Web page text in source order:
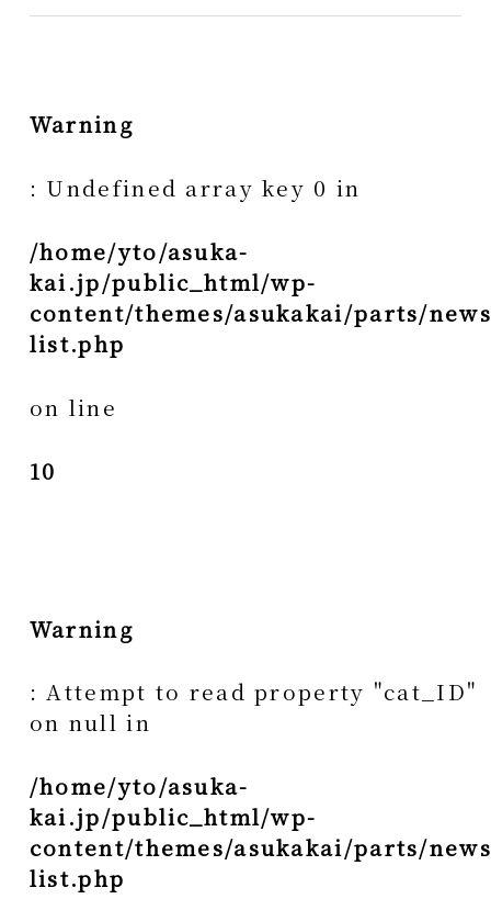
Warning
: Undefined array key 0 in
/home/yto/asuka-
kai.jp/public_html/wp-
content/themes/asukakai/parts/
list.php
on line
10
Warning
: Attempt to read property "cat_ID"
on null in
/home/yto/asuka-
kai.jp/public_html/wp-
content/themes/asukakai/parts/
list.php